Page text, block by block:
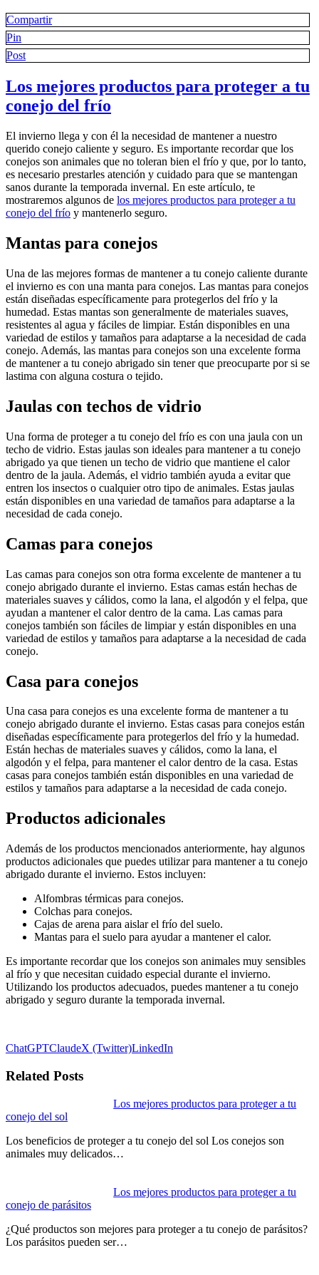
tu
conejo
Compartir
Pin
Post
Los mejores productos para proteger a tu
conejo del frío
El invierno llega y con él la necesidad de mantener a nuestro
querido conejo caliente y seguro. Es importante recordar que los
conejos son animales que no toleran bien el frío y que, por lo tanto,
es necesario prestarles atención y cuidado para que se mantengan
sanos durante la temporada invernal. En este artículo, te
mostraremos algunos de los mejores productos para proteger a tu
conejo del frío y mantenerlo seguro.
Mantas para conejos
Una de las mejores formas de mantener a tu conejo caliente durante
el invierno es con una manta para conejos. Las mantas para conejos
están diseñadas específicamente para protegerlos del frío y la
humedad. Estas mantas son generalmente de materiales suaves,
resistentes al agua y fáciles de limpiar. Están disponibles en una
variedad de estilos y tamaños para adaptarse a la necesidad de cada
conejo. Además, las mantas para conejos son una excelente forma
de mantener a tu conejo abrigado sin tener que preocuparte por si se
lastima con alguna costura o tejido.
Jaulas con techos de vidrio
Una forma de proteger a tu conejo del frío es con una jaula con un
techo de vidrio. Estas jaulas son ideales para mantener a tu conejo
abrigado ya que tienen un techo de vidrio que mantiene el calor
dentro de la jaula. Además, el vidrio también ayuda a evitar que
entren los insectos o cualquier otro tipo de animales. Estas jaulas
están disponibles en una variedad de tamaños para adaptarse a la
necesidad de cada conejo.
Camas para conejos
Las camas para conejos son otra forma excelente de mantener a tu
conejo abrigado durante el invierno. Estas camas están hechas de
materiales suaves y cálidos, como la lana, el algodón y el felpa, que
ayudan a mantener el calor dentro de la cama. Las camas para
conejos también son fáciles de limpiar y están disponibles en una
variedad de estilos y tamaños para adaptarse a la necesidad de cada
conejo.
Casa para conejos
Una casa para conejos es una excelente forma de mantener a tu
conejo abrigado durante el invierno. Estas casas para conejos están
diseñadas específicamente para protegerlos del frío y la humedad.
Están hechas de materiales suaves y cálidos, como la lana, el
algodón y el felpa, para mantener el calor dentro de la casa. Estas
casas para conejos también están disponibles en una variedad de
estilos y tamaños para adaptarse a la necesidad de cada conejo.
Productos adicionales
Además de los productos mencionados anteriormente, hay algunos
productos adicionales que puedes utilizar para mantener a tu conejo
abrigado durante el invierno. Estos incluyen:
Alfombras térmicas para conejos.
Colchas para conejos.
Cajas de arena para aislar el frío del suelo.
Mantas para el suelo para ayudar a mantener el calor.
Es importante recordar que los conejos son animales muy sensibles
al frío y que necesitan cuidado especial durante el invierno.
Utilizando los productos adecuados, puedes mantener a tu conejo
abrigado y seguro durante la temporada invernal.
ChatGPTClaudeX (Twitter)LinkedIn
Related Posts
Los mejores productos para proteger a tu
conejo del sol
Los beneficios de proteger a tu conejo del sol Los conejos son
animales muy delicados…
Los mejores productos para proteger a tu
conejo de parásitos
¿Qué productos son mejores para proteger a tu conejo de parásitos?
Los parásitos pueden ser…